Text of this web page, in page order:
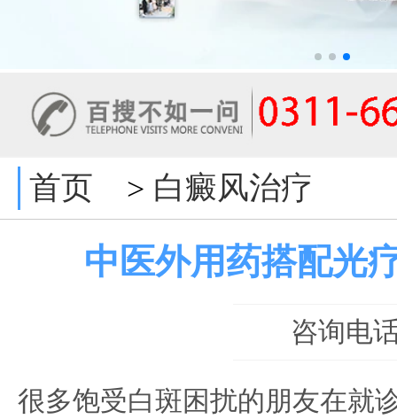
首页 > 白癜风治疗
中医外用药搭配光
咨询电
很多饱受白斑困扰的朋友在就